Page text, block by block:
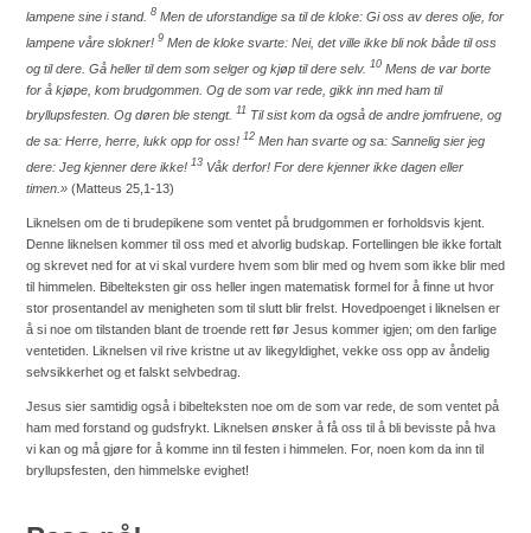
lampene sine i stand. 8 Men de uforstandige sa til de kloke: Gi oss av deres olje, for
lampene våre slokner! 9 Men de kloke svarte: Nei, det ville ikke bli nok både til oss
og til dere. Gå heller til dem som selger og kjøp til dere selv. 10 Mens de var borte
for å kjøpe, kom brudgommen. Og de som var rede, gikk inn med ham til
bryllupsfesten. Og døren ble stengt. 11 Til sist kom da også de andre jomfruene, og
de sa: Herre, herre, lukk opp for oss! 12 Men han svarte og sa: Sannelig sier jeg
dere: Jeg kjenner dere ikke! 13 Våk derfor! For dere kjenner ikke dagen eller
timen.» (Matteus 25,1-13)
Liknelsen om de ti brudepikene som ventet på brudgommen er forholdsvis kjent.
Denne liknelsen kommer til oss med et alvorlig budskap. Fortellingen ble ikke fortalt
og skrevet ned for at vi skal vurdere hvem som blir med og hvem som ikke blir med
til himmelen. Bibelteksten gir oss heller ingen matematisk formel for å finne ut hvor
stor prosentandel av menigheten som til slutt blir frelst. Hovedpoenget i liknelsen er
å si noe om tilstanden blant de troende rett før Jesus kommer igjen; om den farlige
ventetiden. Liknelsen vil rive kristne ut av likegyldighet, vekke oss opp av åndelig
selvsikkerhet og et falskt selvbedrag.
Jesus sier samtidig også i bibelteksten noe om de som var rede, de som ventet på
ham med forstand og gudsfrykt. Liknelsen ønsker å få oss til å bli bevisste på hva
vi kan og må gjøre for å komme inn til festen i himmelen. For, noen kom da inn til
bryllupsfesten, den himmelske evighet!